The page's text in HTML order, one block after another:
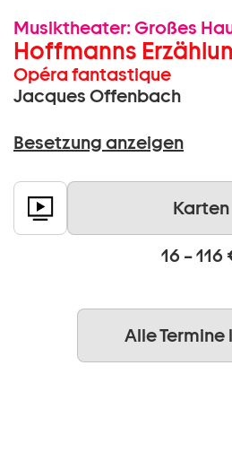
Musiktheater: Großes
Hoffmanns
Opéra fantastique
Jacques Offenbach
Besetzung anzeigen
Karten
16 – 116
Alle Termine